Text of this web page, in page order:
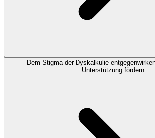
Dem Stigma der Dyskalkulie
Unterstützung fördern